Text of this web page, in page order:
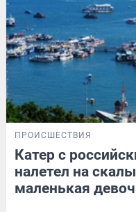
ПРОИСШЕСТВИЯ
Катер с
налетел на
маленькая